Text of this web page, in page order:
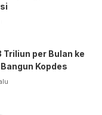
Triliun per Bulan ke
Kopdes